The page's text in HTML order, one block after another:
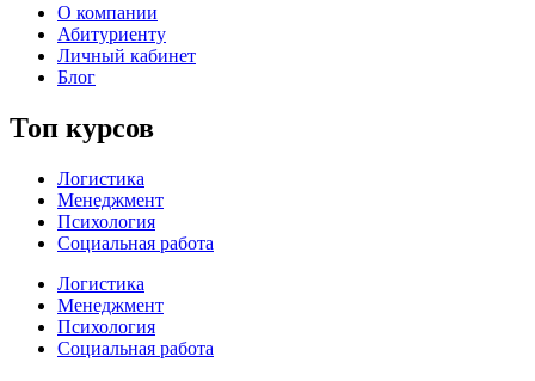
О компании
Абитуриенту
Личный кабинет
Блог
Топ курсов
Логистика
Менеджмент
Психология
Социальная работа
Логистика
Менеджмент
Психология
Социальная работа